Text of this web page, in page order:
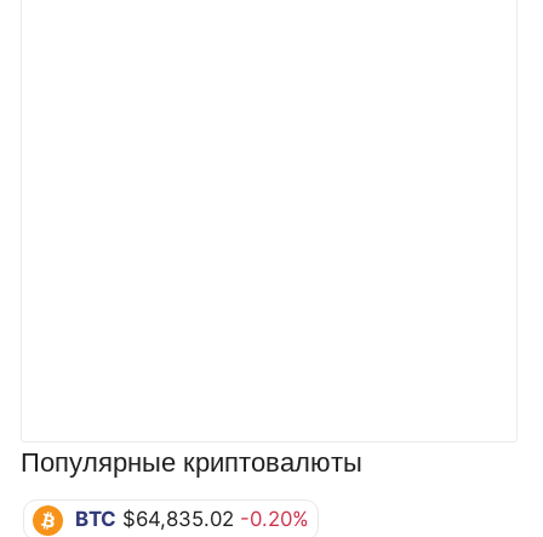
Популярные криптовалюты
BTC $64,835.02 -0.20%